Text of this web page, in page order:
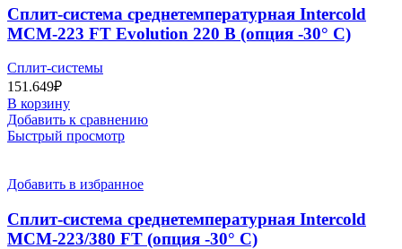
Сплит-система среднетемпературная Intercold
MCM-223 FT Evolution 220 В (опция -30° С)
Сплит-системы
151.649₽
В корзину
Добавить к сравнению
Быстрый просмотр
Добавить в избранное
Сплит-система среднетемпературная Intercold
MCM-223/380 FT (опция -30° С)